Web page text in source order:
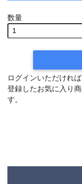
日出荷
数量
ログインいただけれ
登録したお気に入り
す。